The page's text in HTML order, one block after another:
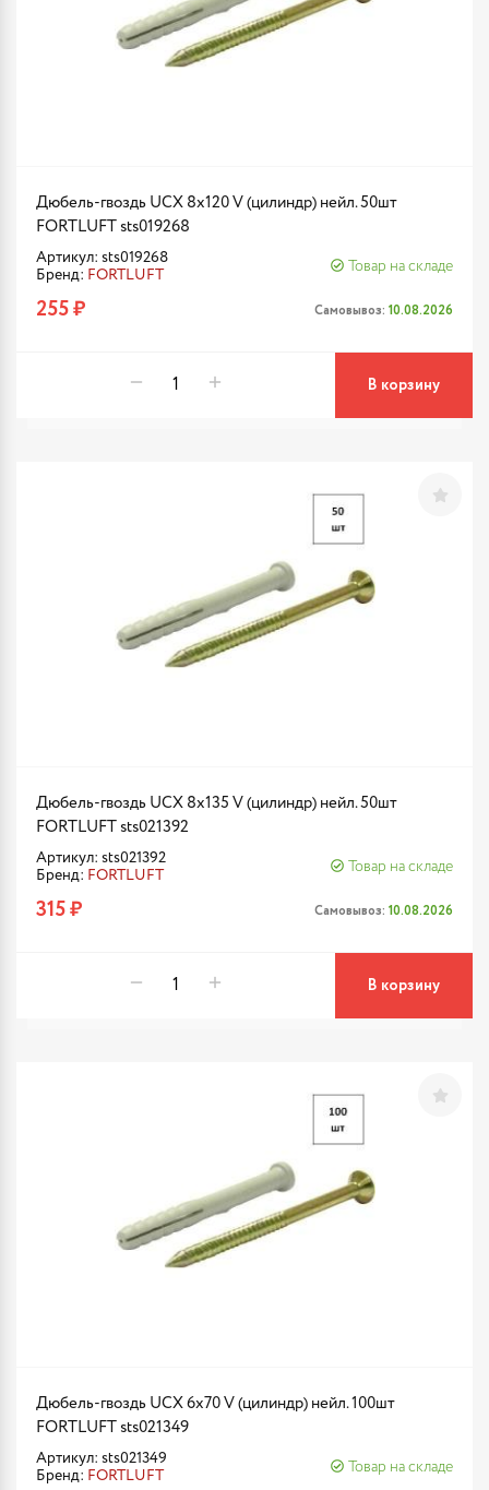
Дюбель-гвоздь UCX 8х120 V (цилиндр) нейл. 50шт
FORTLUFT sts019268
Артикул: sts019268
Бренд: FORTLUFT
Товар на складе
255 ₽ Самовывоз: 10.08.2026
В корзину
Дюбель-гвоздь UCX 8х135 V (цилиндр) нейл. 50шт
FORTLUFT sts021392
Артикул: sts021392
Бренд: FORTLUFT
Товар на складе
315 ₽ Самовывоз: 10.08.2026
В корзину
Дюбель-гвоздь UCX 6х70 V (цилиндр) нейл. 100шт
FORTLUFT sts021349
Артикул: sts021349
Бренд: FORTLUFT
Товар на складе